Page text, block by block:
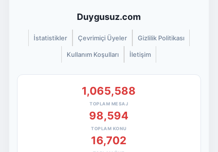
Duygusuz.com
İstatistikler Çevrimiçi Üyeler Gizlilik Politikası
Kullanım Koşulları İletişim
1,065,588
TOPLAM MESAJ
98,594
TOPLAM KONU
16,702